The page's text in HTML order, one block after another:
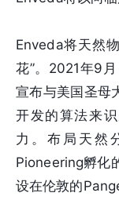
Enveda将天然
花”。2021年9
宣布与美国圣母
开发的算法来
力。布局天然
Pioneering孵化
设在伦敦的